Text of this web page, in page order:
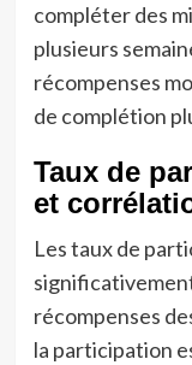
compléter des
plusieurs
récompenses
de complétion
Taux de
et
Les taux de
récompenses
la participation